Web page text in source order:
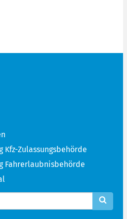
Kfz-Zulassungsbehörde
Fahrerlaubnisbehörde